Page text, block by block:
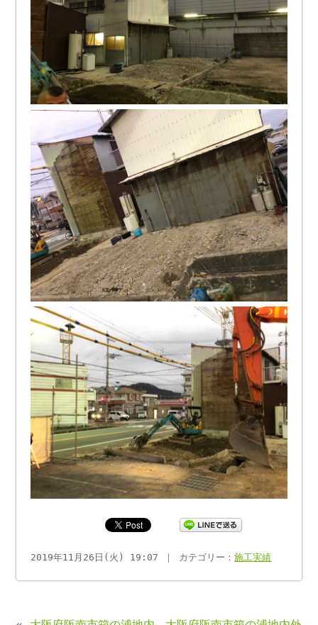
2019年11月26日(火) 19:07 ｜ カテゴリー：施工実績